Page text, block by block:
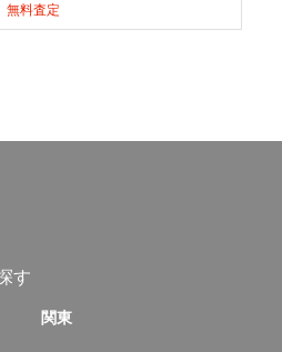
無料査定
す
関東